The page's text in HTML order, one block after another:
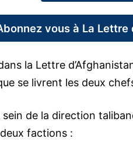
vous à La Lettre
la Lettre
se livrent les deux
sein de la direction
factions :